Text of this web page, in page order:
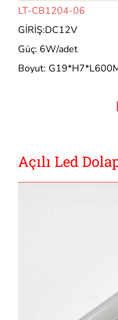
LT-CB1204-06
GİRİŞ:DC12V
Güç: 6W/adet
Boyut:
Açılı Led